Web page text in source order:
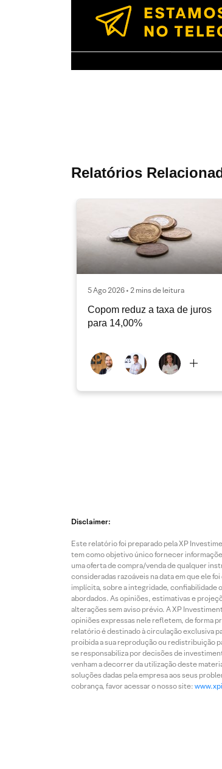
Relatórios
5 Ago 2026 • 2 mins de leitura
Copom reduz a taxa de juros
para 14,00%
Disclaimer:
Este relatório foi preparado pela XP
tem como objetivo único fornecer
uma oferta de compra/venda de qualquer
consideradas razoáveis na data em que ele
implícita, sobre a integridade, confiabilidade
abordados. As opiniões, estimativas e
alterações sem aviso prévio. A XP
opiniões expressas nele refletem, de forma
relatório é destinado à circulação exclusiva
proibida a sua reprodução ou redistribuição
se responsabiliza por decisões de
venham a decorrer da utilização deste
soluções dadas pela empresa aos seus
cobrança, favor acessar o nosso site: